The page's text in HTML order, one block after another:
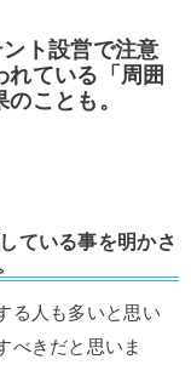
ト設営で注意
ている「周囲
ことも。
ている事を明かさ
る人も多いと思い
べきだと思いま